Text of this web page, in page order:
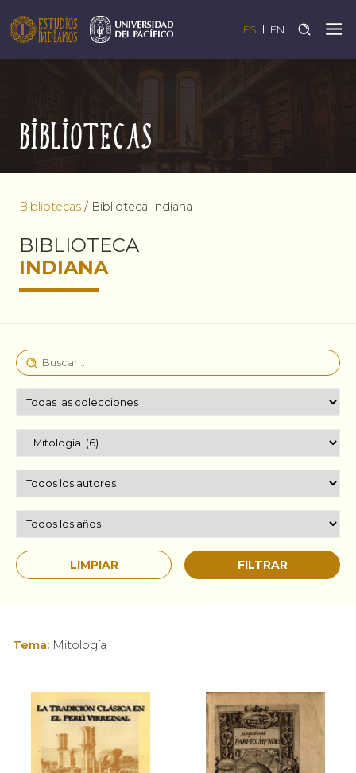
ES EN
Bibliotecas
Bibliotecas / Biblioteca Indiana
BIBLIOTECA
INDIANA
Tema: Mitología